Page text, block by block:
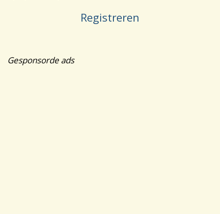
Registreren
Gesponsorde ads